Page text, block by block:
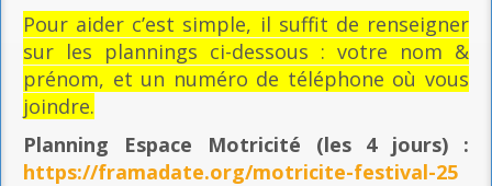
Pour aider c’est simple, il suffit de renseigner
sur les plannings ci-dessous : votre nom &
prénom, et un numéro de téléphone où vous
joindre.
Planning Espace Motricité (les 4 jours) :
https://framadate.org/motricite-festival-25